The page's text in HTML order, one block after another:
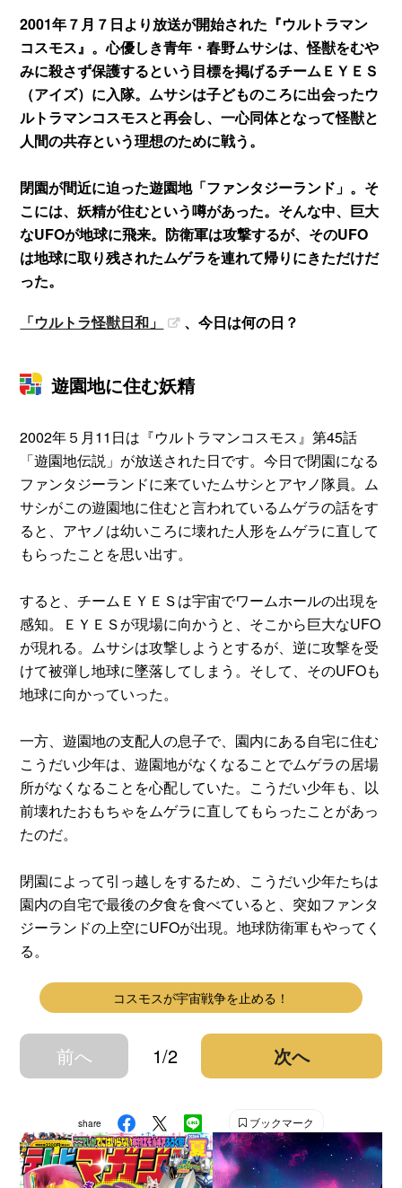
2001年７月７日より放送が開始された『ウルトラマン
コスモス』。心優しき青年・春野ムサシは、怪獣をむや
みに殺さず保護するという目標を掲げるチームＥＹＥＳ
（アイズ）に入隊。ムサシは子どものころに出会ったウ
ルトラマンコスモスと再会し、一心同体となって怪獣と
人間の共存という理想のために戦う。
閉園が間近に迫った遊園地「ファンタジーランド」。そ
こには、妖精が住むという噂があった。そんな中、巨大
なUFOが地球に飛来。防衛軍は攻撃するが、そのUFO
は地球に取り残されたムゲラを連れて帰りにきただけだ
った。
「ウルトラ怪獣日和」
、今日は何の日？
遊園地に住む妖精
2002年５月11日は『ウルトラマンコスモス』第45話
「遊園地伝説」が放送された日です。今日で閉園になる
ファンタジーランドに来ていたムサシとアヤノ隊員。ム
サシがこの遊園地に住むと言われているムゲラの話をす
ると、アヤノは幼いころに壊れた人形をムゲラに直して
もらったことを思い出す。
すると、チームＥＹＥＳは宇宙でワームホールの出現を
感知。ＥＹＥＳが現場に向かうと、そこから巨大なUFO
が現れる。ムサシは攻撃しようとするが、逆に攻撃を受
けて被弾し地球に墜落してしまう。そして、そのUFOも
地球に向かっていった。
一方、遊園地の支配人の息子で、園内にある自宅に住む
こうだい少年は、遊園地がなくなることでムゲラの居場
所がなくなることを心配していた。こうだい少年も、以
前壊れたおもちゃをムゲラに直してもらったことがあっ
たのだ。
閉園によって引っ越しをするため、こうだい少年たちは
園内の自宅で最後の夕食を食べていると、突如ファンタ
ジーランドの上空にUFOが出現。地球防衛軍もやってく
る。
コスモスが宇宙戦争を止める！
前へ 1/2 次へ
share ブックマーク